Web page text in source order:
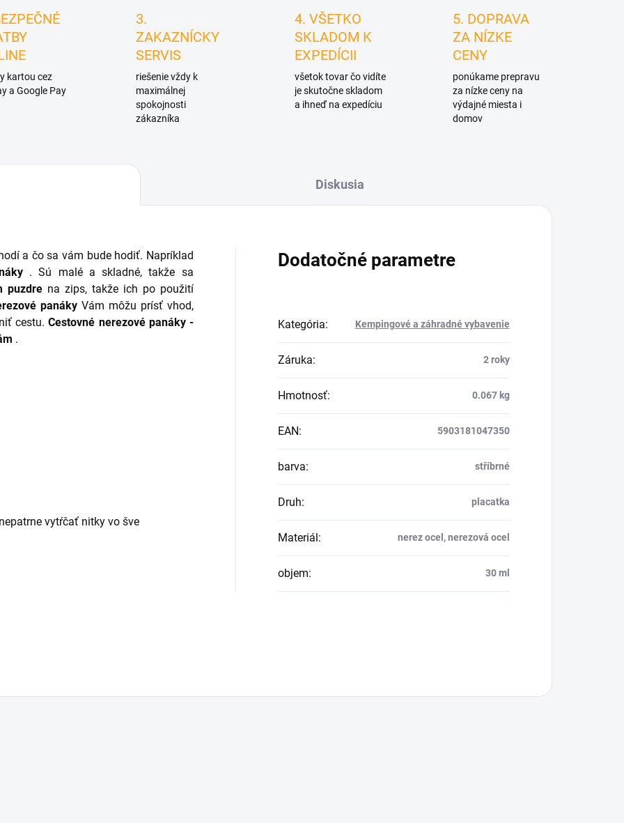
kartou cez
a Google Pay
3.
ZAKAZNÍCKY
SERVIS
riešenie vždy k
maximálnej
spokojnosti
zákazníka
4. VŠETKO
SKLADOM K
EXPEDÍCII
všetok tovar čo vidíte
je skutočne skladom
a ihneď na expedíciu
5. DOPRAVA
ZA NÍZKE
CENY
ponúkame prepravu
za nízke ceny na
výdajné miesta i
domov
Diskusia
a čo sa vám bude hodiť. Napríklad
. Sú malé a skladné, takže sa
puzdrena zips, takže ich po použití
panáky Vám môžu prísť vhod,
cestu.Cestovné nerezové panáky -
.
vytŕčať nitky vo šve
Dodatočné parametre
Kategória: Kempingové a záhradné vybavenie
Záruka: 2 roky
Hmotnosť: 0.067 kg
EAN: 5903181047350
barva: stříbrné
Druh: placatka
Materiál : nerez ocel, nerezová ocel
objem: 30 ml